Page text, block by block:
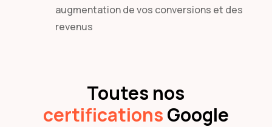
augmentation de vos conversions et des
revenus
Toutes nos
certificationsGoogle